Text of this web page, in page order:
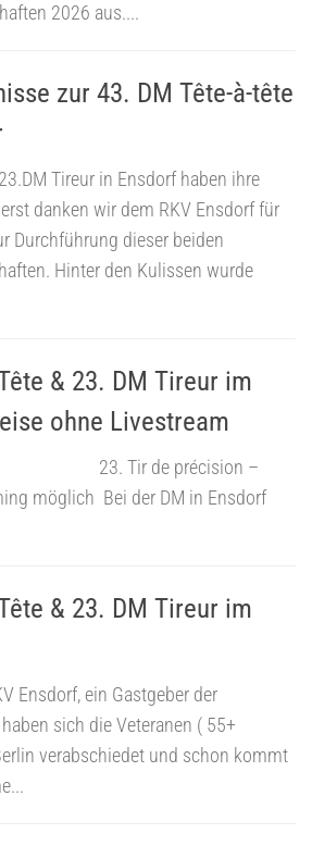
2026 aus....
zur 43. DM Tête-à-tête
Tireur in Ensdorf haben ihre
danken wir dem RKV Ensdorf für
Durchführung dieser beiden
Hinter den Kulissen wurde
& 23. DM Tireur im
ohne Livestream
23. Tir de précision –
möglich Bei der DM in Ensdorf
& 23. DM Tireur im
Ensdorf, ein Gastgeber der
sich die Veteranen ( 55+
verabschiedet und schon kommt